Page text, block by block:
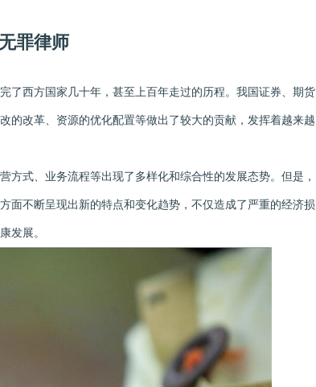
罪律师
西方国家几十年，甚至上百年走过的历程。我国证券、期货
的改革、资源的优化配置等做出了较大的贡献，发挥着越来越
式、业务流程等出现了多样化和综合性的发展态势。但是，
面不断呈现出新的特点和变化趋势，不仅造成了严重的经济损
发展。